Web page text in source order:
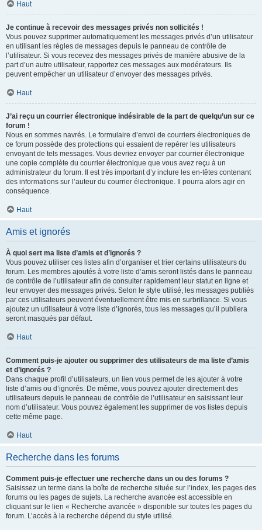
Haut
Je continue à recevoir des messages privés non sollicités !
Vous pouvez supprimer automatiquement les messages privés d’un utilisateur
en utilisant les règles de messages depuis le panneau de contrôle de
l’utilisateur. Si vous recevez des messages privés de manière abusive de la
part d’un autre utilisateur, rapportez ces messages aux modérateurs. Ils
peuvent empêcher un utilisateur d’envoyer des messages privés.
Haut
J’ai reçu un courrier électronique indésirable de la part de quelqu’un sur ce
forum !
Nous en sommes navrés. Le formulaire d’envoi de courriers électroniques de
ce forum possède des protections qui essaient de repérer les utilisateurs
envoyant de tels messages. Vous devriez envoyer par courrier électronique
une copie complète du courrier électronique que vous avez reçu à un
administrateur du forum. Il est très important d’y inclure les en-têtes contenant
des informations sur l’auteur du courrier électronique. Il pourra alors agir en
conséquence.
Haut
Amis et ignorés
À quoi sert ma liste d’amis et d’ignorés ?
Vous pouvez utiliser ces listes afin d’organiser et trier certains utilisateurs du
forum. Les membres ajoutés à votre liste d’amis seront listés dans le panneau
de contrôle de l’utilisateur afin de consulter rapidement leur statut en ligne et
leur envoyer des messages privés. Selon le style utilisé, les messages publiés
par ces utilisateurs peuvent éventuellement être mis en surbrillance. Si vous
ajoutez un utilisateur à votre liste d’ignorés, tous les messages qu’il publiera
seront masqués par défaut.
Haut
Comment puis-je ajouter ou supprimer des utilisateurs de ma liste d’amis
et d’ignorés ?
Dans chaque profil d’utilisateurs, un lien vous permet de les ajouter à votre
liste d’amis ou d’ignorés. De même, vous pouvez ajouter directement des
utilisateurs depuis le panneau de contrôle de l’utilisateur en saisissant leur
nom d’utilisateur. Vous pouvez également les supprimer de vos listes depuis
cette même page.
Haut
Recherche dans les forums
Comment puis-je effectuer une recherche dans un ou des forums ?
Saisissez un terme dans la boîte de recherche située sur l’index, les pages des
forums ou les pages de sujets. La recherche avancée est accessible en
cliquant sur le lien « Recherche avancée » disponible sur toutes les pages du
forum. L’accès à la recherche dépend du style utilisé.